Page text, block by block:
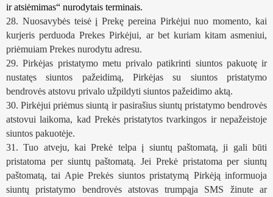
ir atsiėmimas“ nurodytais terminais.
28. Nuosavybės teisė į Prekę pereina Pirkėjui nuo momento, kai
kurjeris perduoda Prekes Pirkėjui, ar bet kuriam kitam asmeniui,
priėmuiam Prekes nurodytu adresu.
29. Pirkėjas pristatymo metu privalo patikrinti siuntos pakuotę ir
nustatęs siuntos pažeidimą, Pirkėjas su siuntos pristatymo
bendrovės atstovu privalo užpildyti siuntos pažeidimo aktą.
30. Pirkėjui priėmus siuntą ir pasirašius siuntų pristatymo bendrovės
atstovui laikoma, kad Prekės pristatytos tvarkingos ir nepažeistoje
siuntos pakuotėje.
31. Tuo atveju, kai Prekė telpa į siuntų paštomatą, ji gali būti
pristatoma per siuntų paštomatą. Jei Prekė pristatoma per siuntų
paštomatą, tai Apie Prekės siuntos pristatymą Pirkėją informuoja
siuntų pristatymo bendrovės atstovas trumpąja SMS žinute ar